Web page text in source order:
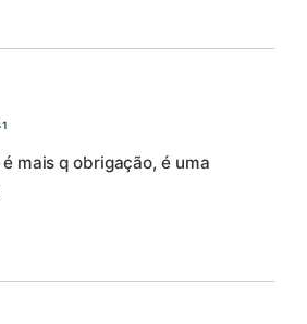
mais q obrigação, é uma